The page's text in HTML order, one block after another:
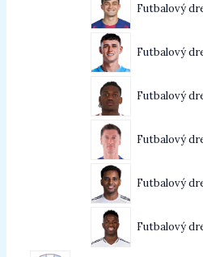
Futbalový
Futbalový
Futbalový
Futbalový
Futbalový
Futbalový